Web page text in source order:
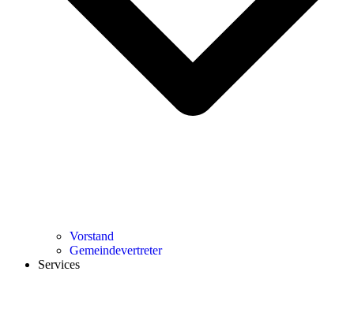
Vorstand
Gemeindevertreter
Services